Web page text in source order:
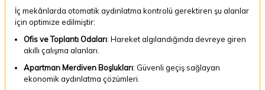
İç mekânlarda otomatik aydınlatma kontrolü gerektiren şu alanlar
için optimize edilmiştir:
Ofis ve Toplantı Odaları: Hareket algılandığında devreye giren
akıllı çalışma alanları.
Apartman Merdiven Boşlukları: Güvenli geçiş sağlayan
ekonomik aydınlatma çözümleri.